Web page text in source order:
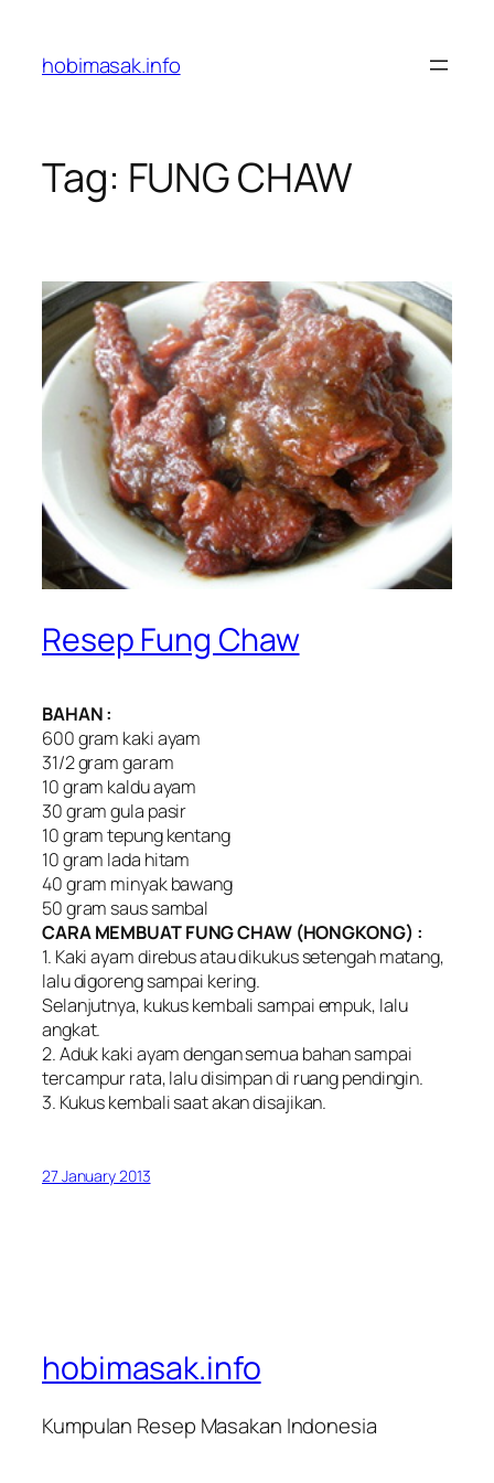
content
hobimasak.info
Tag: FUNG CHAW
Resep Fung Chaw
BAHAN :
600 gram kaki ayam
31/2 gram garam
10 gram kaldu ayam
30 gram gula pasir
10 gram tepung kentang
10 gram lada hitam
40 gram minyak bawang
50 gram saus sambal
CARA MEMBUAT FUNG CHAW (HONGKONG) :
1. Kaki ayam direbus atau dikukus setengah matang,
lalu digoreng sampai kering.
Selanjutnya, kukus kembali sampai empuk, lalu
angkat.
2. Aduk kaki ayam dengan semua bahan sampai
tercampur rata, lalu disimpan di ruang pendingin.
3. Kukus kembali saat akan disajikan.
27 January 2013
hobimasak.info
Kumpulan Resep Masakan Indonesia